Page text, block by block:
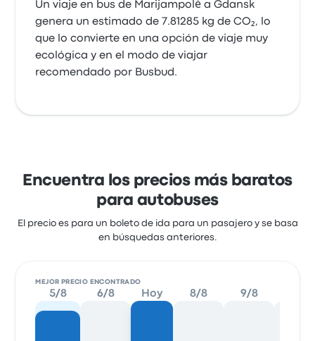
Un viaje en bus de Marijampolė a Gdansk
genera un estimado de 7.81285 kg de CO₂, lo
que lo convierte en una opción de viaje muy
ecológica y en el modo de viajar
recomendado por Busbud.
Encuentra los precios más baratos
para autobuses
El precio es para un boleto de ida para un pasajero y se basa
en búsquedas anteriores.
MEJOR PRECIO ENCONTRADO
5/8 6/8 Hoy 8/8 9/8